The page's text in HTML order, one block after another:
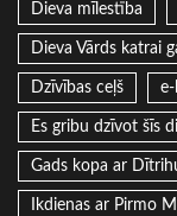
Dieva mīlestība
Dieva Vārds katrai
Dzīvības ceļš e-
Es gribu dzīvot šīs
Gads kopa ar
Ikdienas ar Pirmo